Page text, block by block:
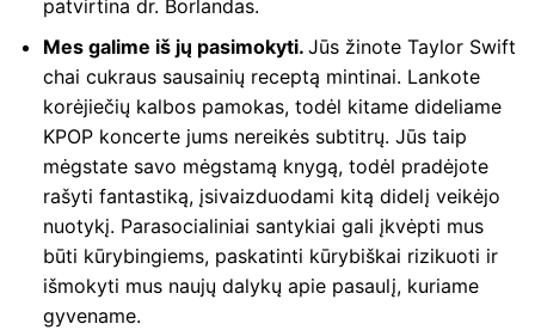
patvirtina dr. Borlandas.
Mes galime iš jų pasimokyti. Jūs žinote Taylor Swift
chai cukraus sausainių receptą mintinai. Lankote
korėjiečių kalbos pamokas, todėl kitame dideliame
KPOP koncerte jums nereikės subtitrų. Jūs taip
mėgstate savo mėgstamą knygą, todėl pradėjote
rašyti fantastiką, įsivaizduodami kitą didelį veikėjo
nuotykį. Parasocialiniai santykiai gali įkvėpti mus
būti kūrybingiems, paskatinti kūrybiškai rizikuoti ir
išmokyti mus naujų dalykų apie pasaulį, kuriame
gyvename.